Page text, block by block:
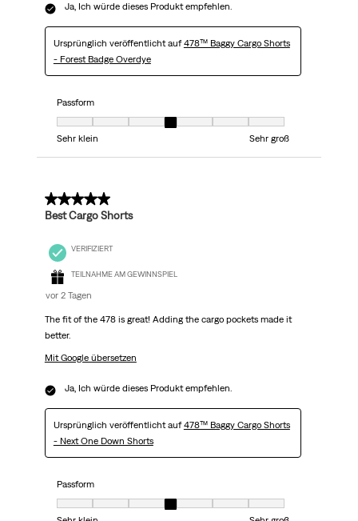
Ja, Ich würde dieses Produkt empfehlen.
Ursprünglich veröffentlicht auf478™ Baggy Cargo Shorts
- Forest Badge Overdye
Passform
Passform, 4 von 7, wobei 1 gleich Sehr klein ist und 7 gleich Sehr groß
Sehr klein
Sehr groß
5 von 5 Sternen.
Best Cargo Shorts
VERIFIZIERT
TEILNAHME AM GEWINNSPIEL
vor 2 Tagen
The fit of the 478 is great! Adding the cargo pockets made it
better.
Mit Google übersetzen
Ja, Ich würde dieses Produkt empfehlen.
Ursprünglich veröffentlicht auf478™ Baggy Cargo Shorts
- Next One Down Shorts
Passform
Passform, 4 von 7, wobei 1 gleich Sehr klein ist und 7 gleich Sehr groß